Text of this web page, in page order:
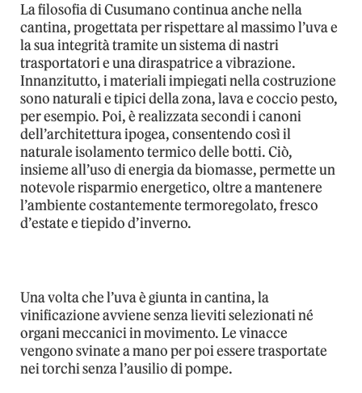
La filosofia di Cusumano continua anche nella
cantina, progettata per rispettare al massimo l’uva e
la sua integrità tramite un sistema di nastri
trasportatori e una diraspatrice a vibrazione.
Innanzitutto, i materiali impiegati nella costruzione
sono naturali e tipici della zona, lava e coccio pesto,
per esempio. Poi, è realizzata secondi i canoni
dell’architettura ipogea, consentendo così il
naturale isolamento termico delle botti. Ciò,
insieme all’uso di energia da biomasse, permette un
notevole risparmio energetico, oltre a mantenere
l’ambiente costantemente termoregolato, fresco
d’estate e tiepido d’inverno.
Una volta che l’uva è giunta in cantina, la
vinificazione avviene senza lieviti selezionati né
organi meccanici in movimento. Le vinacce
vengono svinate a mano per poi essere trasportate
nei torchi senza l’ausilio di pompe.